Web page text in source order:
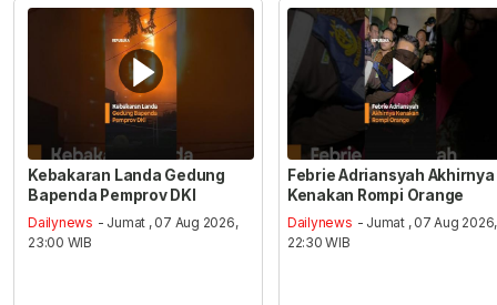
Kebakaran Landa Gedung
Bapenda Pemprov DKI
Dailynews - Jumat , 07 Aug 2026,
23:00 WIB
Febrie Adriansyah Akhirnya
Kenakan Rompi Orange
Dailynews - Jumat , 07 Aug 2026,
22:30 WIB